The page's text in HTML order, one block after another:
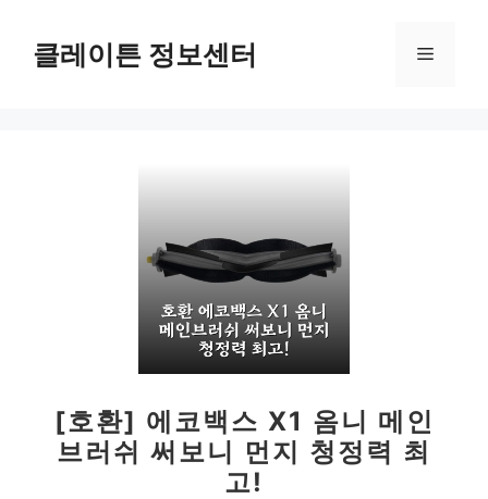
클레이튼 정보센터 메
[호환] 에코백스 X1 옴니 메인
브러쉬 써보니 먼지 청정력 최
고!